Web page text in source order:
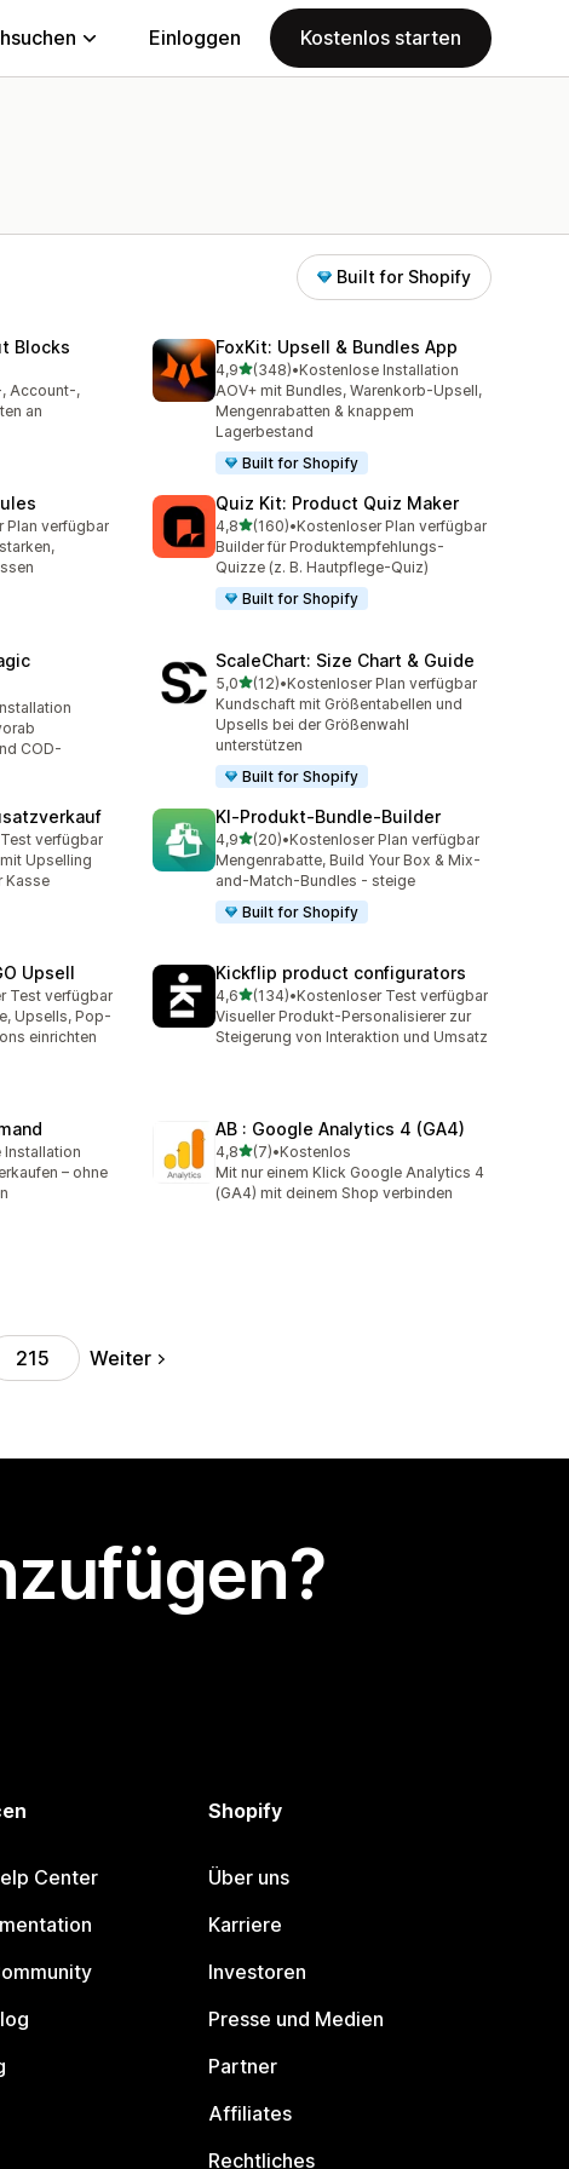
Einloggen Kostenlos starten
Built for Shopify
Blocks
Account-,
an
FoxKit: Upsell & Bundles App
4,9von 5 Sternen
(348)
348 Rezensionen insgesamt
•Kostenlose Installation
AOV+ mit Bundles, Warenkorb-Upsell,
Mengenrabatten & knappem
Lagerbestand
Built for Shopify
Plan verfügbar
Quiz Kit: Product Quiz Maker
4,8von 5 Sternen
(160)
160 Rezensionen insgesamt
•Kostenloser Plan verfügbar
Builder für Produktempfehlungs-
Quizze (z. B. Hautpflege-Quiz)
Built for Shopify
COD-
ScaleChart: Size Chart & Guide
5,0von 5 Sternen
(12)
12 Rezensionen insgesamt
•Kostenloser Plan verfügbar
Kundschaft mit Größentabellen und
Upsells bei der Größenwahl
unterstützen
Built for Shopify
verfügbar
Upselling
Kasse
KI‑Produkt‑Bundle‑Builder
4,9von 5 Sternen
(20)
20 Rezensionen insgesamt
•Kostenloser Plan verfügbar
Mengenrabatte, Build Your Box & Mix-
and-Match-Bundles - steige
Built for Shopify
Upsell
Test verfügbar
Upsells, Pop-
einrichten
Kickflip product configurators
4,6von 5 Sternen
(134)
134 Rezensionen insgesamt
•Kostenloser Test verfügbar
Visueller Produkt-Personalisierer zur
Steigerung von Interaktion und Umsatz
– ohne
AB : Google Analytics 4 (GA4)
4,8von 5 Sternen
(7)
7 Rezensionen insgesamt
•Kostenlos
Mit nur einem Klick Google Analytics 4
(GA4) mit deinem Shop verbinden
215 Weiter
Center
Shopify
Über uns
Karriere
Investoren
Presse und Medien
Partner
Affiliates
Rechtliches